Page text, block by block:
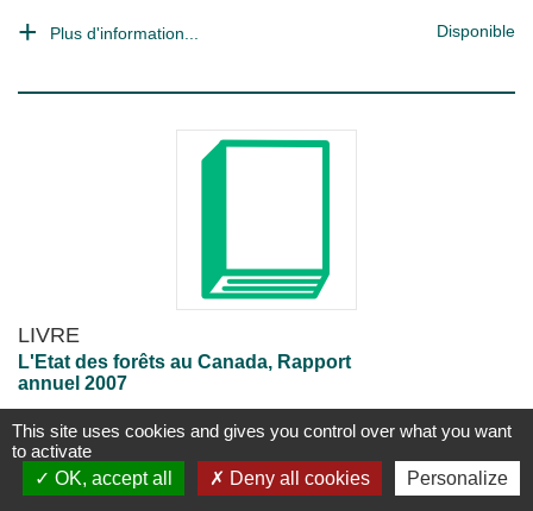
Plus d'information... Disponible
LIVRE
L'Etat des forêts au Canada, Rapport
annuel 2007
Ottawa : Forêts Canada;2007
1 vol. (28 p.)
Plus d'information... Disponible
This site uses cookies and gives you control over what you want
to activate
OK, accept all
Deny all cookies Personalize